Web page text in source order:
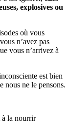
explosives ou
où vous
n’avez pas
vous n’arrivez à
est bien
nous ne le pensons.
à la nourrir